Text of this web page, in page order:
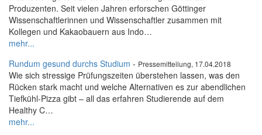
Produzenten. Seit vielen Jahren erforschen Göttinger
Wissenschaftlerinnen und Wissenschaftler zusammen mit
Kollegen und Kakaobauern aus Indo…
mehr...
Rundum gesund durchs Studium - Pressemitteilung, 17.04.2018
Wie sich stressige Prüfungszeiten überstehen lassen, was den
Rücken stark macht und welche Alternativen es zur abendlichen
Tiefkühl-Pizza gibt – all das erfahren Studierende auf dem
Healthy C…
mehr...